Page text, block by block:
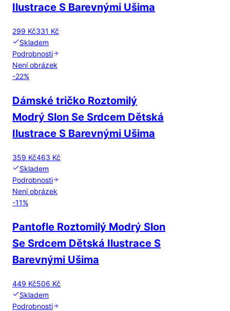
Ilustrace S Barevnými Ušima
299 Kč331 Kč
Skladem
Podrobnosti
Není obrázek
-22%
Dámské tričko Roztomilý
Modrý Slon Se Srdcem Dětská
Ilustrace S Barevnými Ušima
359 Kč463 Kč
Skladem
Podrobnosti
Není obrázek
-11%
Pantofle Roztomilý Modrý Slon
Se Srdcem Dětská Ilustrace S
Barevnými Ušima
449 Kč506 Kč
Skladem
Podrobnosti